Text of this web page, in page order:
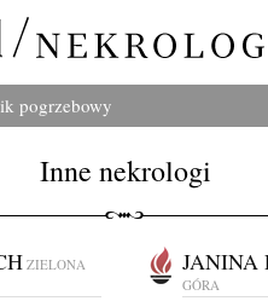
pogrzebowy
Inne nekrologi
ZIELONA
JANINA
GÓRA